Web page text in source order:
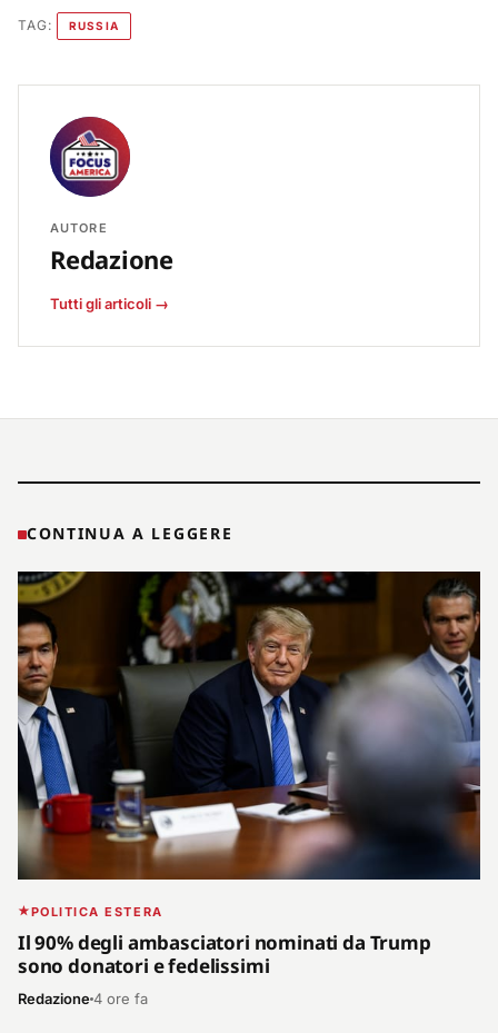
TAG: RUSSIA
AUTORE
Redazione
Tutti gli articoli →
CONTINUA A LEGGERE
POLITICA ESTERA
Il 90% degli ambasciatori nominati da Trump
sono donatori e fedelissimi
Redazione4 ore fa